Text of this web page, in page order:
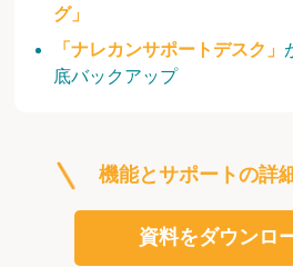
グ」
「ナレカンサポートデスク」
底バックアップ
機能とサポートの詳
資料をダウンロ